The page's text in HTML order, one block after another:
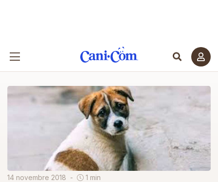
14 novembre 2018 1 min